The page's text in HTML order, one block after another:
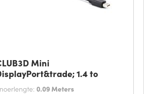
Mini
1.4 to
0.09 Meters